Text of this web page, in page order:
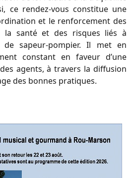
ce rendez-vous constitue une
et le renforcement des
la santé et des risques liés à
de sapeur-pompier. Il met en
constant en faveur d’une
agents, à travers la diffusion
des bonnes pratiques.